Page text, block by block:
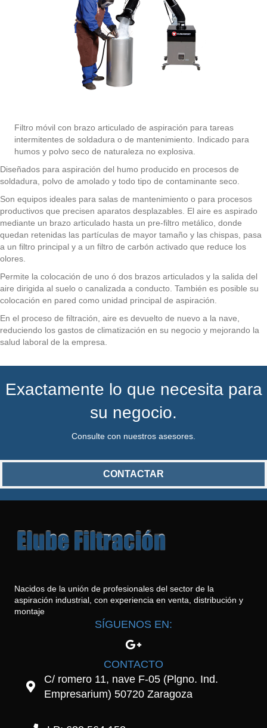
Filtro móvil con brazo articulado de aspiración para tareas
intermitentes de soldadura o de mantenimiento. Indicado para
humos y polvo seco de naturaleza no explosiva.
Diseñados para aspiración del humo producido en procesos de
soldadura, polvo de amolado y todo tipo de contaminante seco.
Son equipos ideales para salas de mantenimiento o para procesos
productivos que precisen aparatos desplazables. El aire es aspirado
mediante un brazo articulado hasta un pre-filtro metálico, donde
quedan retenidas las partículas de mayor tamaño y las chispas, pasa
a un filtro principal y a un filtro de carbón activado que reduce los
olores.
Permite la colocación de uno ó dos brazos articulados y la salida del
aire dirigida al suelo o canalizada a conducto. También es posible su
colocación en pared como unidad principal de aspiración.
En el proceso de filtración, aire es devuelto de nuevo a la nave,
reduciendo los gastos de climatización en su negocio y mejorando la
salud laboral de la empresa.
Exactamente lo que necesita para
su negocio.
Consulte con nuestros asesores.
CONTACTAR
Nacidos de la unión de profesionales del sector de la
aspiración industrial, con experiencia en venta, distribución y
montaje
SÍGUENOS EN:
CONTACTO
C/ romero 11, nave F-05 (Plgno. Ind.
Empresarium) 50720 Zaragoza